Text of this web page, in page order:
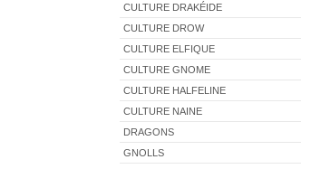
CULTURE DRAKÉIDE
CULTURE DROW
CULTURE ELFIQUE
CULTURE GNOME
CULTURE HALFELINE
CULTURE NAINE
DRAGONS
GNOLLS